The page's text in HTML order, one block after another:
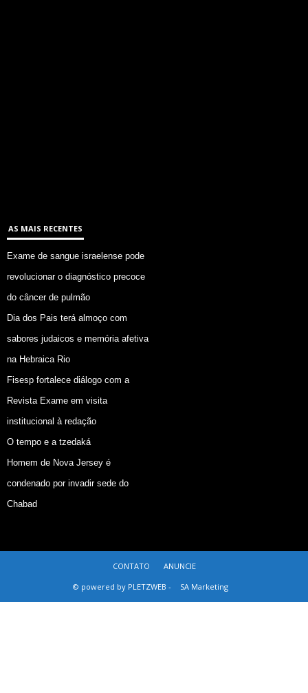
AS MAIS RECENTES
Exame de sangue israelense pode
revolucionar o diagnóstico precoce
do câncer de pulmão
Dia dos Pais terá almoço com
sabores judaicos e memória afetiva
na Hebraica Rio
Fisesp fortalece diálogo com a
Revista Exame em visita
institucional à redação
O tempo e a tzedaká
Homem de Nova Jersey é
condenado por invadir sede do
Chabad
CONTATO
ANUNCIE
© powered by PLETZWEB -
SA Marketing